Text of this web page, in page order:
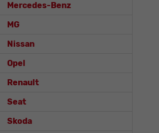
Mercedes-Benz
MG
Nissan
Opel
Renault
Seat
Skoda